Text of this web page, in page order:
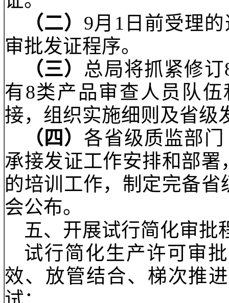
门（市场监督管理部
四、切实做好下放
工作
（一）自2017年9月
型起重运输设备、预
轮、钢丝绳、救生
证。
（二） 9月1日前受
审批发证程序。
（三）总局将抓紧
有8类产品审查人员
接，组织实施细则及